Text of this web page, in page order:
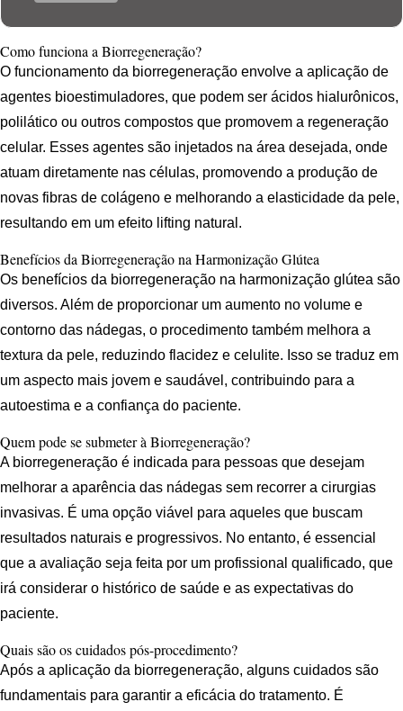
Como funciona a Biorregeneração?
O funcionamento da biorregeneração envolve a aplicação de
agentes bioestimuladores, que podem ser ácidos hialurônicos,
polilático ou outros compostos que promovem a regeneração
celular. Esses agentes são injetados na área desejada, onde
atuam diretamente nas células, promovendo a produção de
novas fibras de colágeno e melhorando a elasticidade da pele,
resultando em um efeito lifting natural.
Benefícios da Biorregeneração na Harmonização Glútea
Os benefícios da biorregeneração na harmonização glútea são
diversos. Além de proporcionar um aumento no volume e
contorno das nádegas, o procedimento também melhora a
textura da pele, reduzindo flacidez e celulite. Isso se traduz em
um aspecto mais jovem e saudável, contribuindo para a
autoestima e a confiança do paciente.
Quem pode se submeter à Biorregeneração?
A biorregeneração é indicada para pessoas que desejam
melhorar a aparência das nádegas sem recorrer a cirurgias
invasivas. É uma opção viável para aqueles que buscam
resultados naturais e progressivos. No entanto, é essencial
que a avaliação seja feita por um profissional qualificado, que
irá considerar o histórico de saúde e as expectativas do
paciente.
Quais são os cuidados pós-procedimento?
Após a aplicação da biorregeneração, alguns cuidados são
fundamentais para garantir a eficácia do tratamento. É